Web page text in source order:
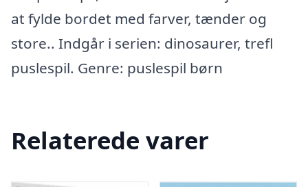
at fylde bordet med farver, tænder og
store.. Indgår i serien: dinosaurer, trefl
puslespil. Genre: puslespil børn
Relaterede varer